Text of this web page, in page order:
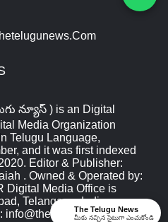
న్యూస్‌ ) is an Digital
Media Organization
Telugu Language,
and it was first indexed
Editor & Publisher:
. Owned & Operated by:
Digital Media Office is
Telangana, India ,
info@thetelugunews.com
The Telugu News
మీకు నచ్చిన సైటుగా ఎంచుకోండి